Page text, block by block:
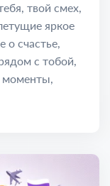
твой смех,
яркое
о счастье,
с тобой,
моменты,